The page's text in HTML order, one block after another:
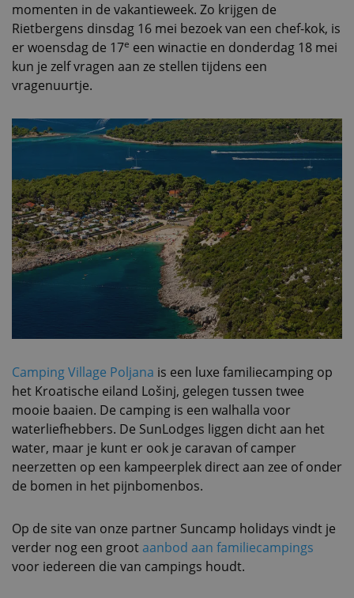
momenten in de vakantieweek. Zo krijgen de
Rietbergens dinsdag 16 mei bezoek van een chef-kok, is
er woensdag de 17e een winactie en donderdag 18 mei
kun je zelf vragen aan ze stellen tijdens een
vragenuurtje.
Camping Village Poljana is een luxe familiecamping op
het Kroatische eiland Lošinj, gelegen tussen twee
mooie baaien. De camping is een walhalla voor
waterliefhebbers. De SunLodges liggen dicht aan het
water, maar je kunt er ook je caravan of camper
neerzetten op een kampeerplek direct aan zee of onder
de bomen in het pijnbomenbos.
Op de site van onze partner Suncamp holidays vindt je
verder nog een grootaanbod aan familiecampings
voor iedereen die van campings houdt.